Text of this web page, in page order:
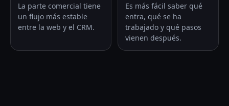
La parte comercial tiene
un flujo más estable
entre la web y el CRM.
Es más fácil saber qué
entra, qué se ha
trabajado y qué pasos
vienen después.